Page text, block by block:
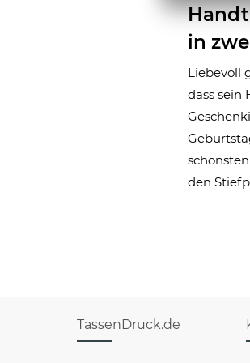
in
Liebevoll
dass sein
den
TassenDruck.de